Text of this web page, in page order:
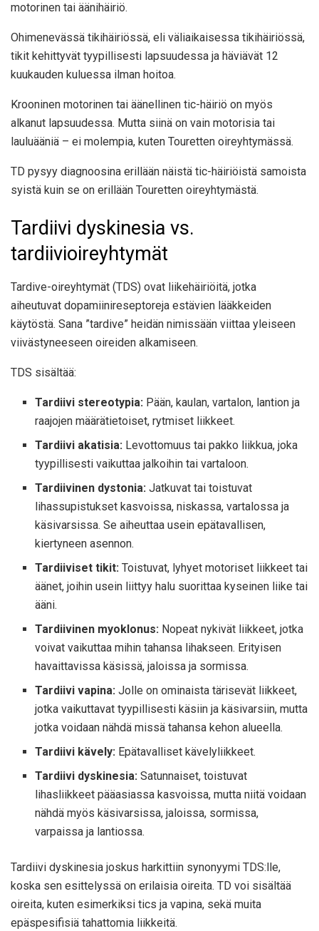
motorinen tai äänihäiriö.
Ohimenevässä tikihäiriössä, eli väliaikaisessa tikihäiriössä,
tikit kehittyvät tyypillisesti lapsuudessa ja häviävät 12
kuukauden kuluessa ilman hoitoa.
Krooninen motorinen tai äänellinen tic-häiriö on myös
alkanut lapsuudessa. Mutta siinä on vain motorisia tai
lauluääniä – ei molempia, kuten Touretten oireyhtymässä.
TD pysyy diagnoosina erillään näistä tic-häiriöistä samoista
syistä kuin se on erillään Touretten oireyhtymästä.
Tardiivi dyskinesia vs.
tardiivioireyhtymät
Tardive-oireyhtymät (TDS) ovat liikehäiriöitä, jotka
aiheutuvat dopamiinireseptoreja estävien lääkkeiden
käytöstä. Sana ”tardive” heidän nimissään viittaa yleiseen
viivästyneeseen oireiden alkamiseen.
TDS sisältää:
Tardiivi stereotypia: Pään, kaulan, vartalon, lantion ja
raajojen määrätietoiset, rytmiset liikkeet.
Tardiivi akatisia: Levottomuus tai pakko liikkua, joka
tyypillisesti vaikuttaa jalkoihin tai vartaloon.
Tardiivinen dystonia: Jatkuvat tai toistuvat
lihassupistukset kasvoissa, niskassa, vartalossa ja
käsivarsissa. Se aiheuttaa usein epätavallisen,
kiertyneen asennon.
Tardiiviset tikit: Toistuvat, lyhyet motoriset liikkeet tai
äänet, joihin usein liittyy halu suorittaa kyseinen liike tai
ääni.
Tardiivinen myoklonus: Nopeat nykivät liikkeet, jotka
voivat vaikuttaa mihin tahansa lihakseen. Erityisen
havaittavissa käsissä, jaloissa ja sormissa.
Tardiivi vapina: Jolle on ominaista tärisevät liikkeet,
jotka vaikuttavat tyypillisesti käsiin ja käsivarsiin, mutta
jotka voidaan nähdä missä tahansa kehon alueella.
Tardiivi kävely: Epätavalliset kävelyliikkeet.
Tardiivi dyskinesia: Satunnaiset, toistuvat
lihasliikkeet pääasiassa kasvoissa, mutta niitä voidaan
nähdä myös käsivarsissa, jaloissa, sormissa,
varpaissa ja lantiossa.
Tardiivi dyskinesia joskus harkittiin synonyymi TDS:lle,
koska sen esittelyssä on erilaisia ​​oireita. TD voi sisältää
oireita, kuten esimerkiksi tics ja vapina, sekä muita
epäspesifisiä tahattomia liikkeitä.